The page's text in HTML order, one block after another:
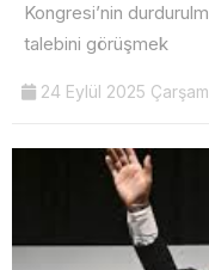
Kongresi’nin
talebini görüşmek
24 Eylül 2025